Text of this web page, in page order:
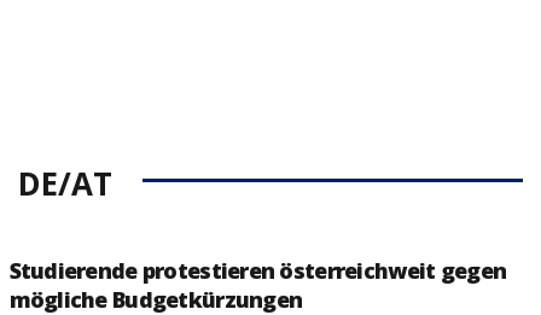
DE/AT
Studierende protestieren österreichweit gegen
mögliche Budgetkürzungen